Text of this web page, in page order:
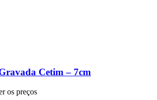
Cetim – 7cm
os preços